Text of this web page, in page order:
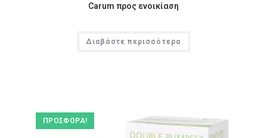
Carum προς ενοικίαση
Διαβάστε περισσότερα
ΠΡΟΣΦΟΡΆ!